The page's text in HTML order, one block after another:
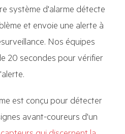
système d'alarme détecte
et envoie une alerte à
Nos équipes
20 secondes pour vérifier
est conçu pour détecter
avant-coureurs d'un